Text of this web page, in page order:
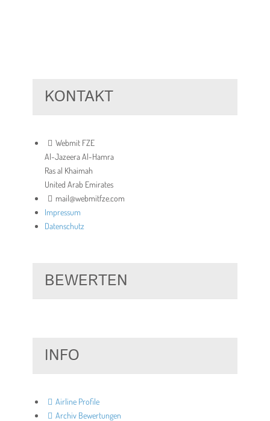
KONTAKT
Webmit FZE
Al-Jazeera Al-Hamra
Ras al Khaimah
United Arab Emirates
mail@webmitfze.com
Impressum
Datenschutz
BEWERTEN
INFO
Airline Profile
Archiv Bewertungen